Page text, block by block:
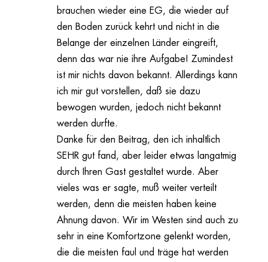
brauchen wieder eine EG, die wieder auf
den Boden zurück kehrt und nicht in die
Belange der einzelnen Länder eingreift,
denn das war nie ihre Aufgabe! Zumindest
ist mir nichts davon bekannt. Allerdings kann
ich mir gut vorstellen, daß sie dazu
bewogen wurden, jedoch nicht bekannt
werden durfte.
Danke für den Beitrag, den ich inhaltlich
SEHR gut fand, aber leider etwas langatmig
durch Ihren Gast gestaltet wurde. Aber
vieles was er sagte, muß weiter verteilt
werden, denn die meisten haben keine
Ahnung davon. Wir im Westen sind auch zu
sehr in eine Komfortzone gelenkt worden,
die die meisten faul und träge hat werden